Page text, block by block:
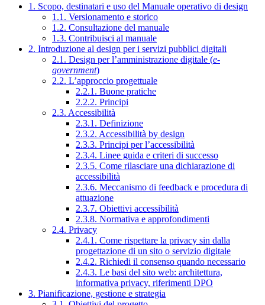
1. Scopo, destinatari e uso del Manuale operativo di design
1.1. Versionamento e storico
1.2. Consultazione del manuale
1.3. Contribuisci al manuale
2. Introduzione al design per i servizi pubblici digitali
2.1. Design per l’amministrazione digitale (e-
government)
2.2. L’approccio progettuale
2.2.1. Buone pratiche
2.2.2. Principi
2.3. Accessibilità
2.3.1. Definizione
2.3.2. Accessibilità by design
2.3.3. Principi per l’accessibilità
2.3.4. Linee guida e criteri di successo
2.3.5. Come rilasciare una dichiarazione di
accessibilità
2.3.6. Meccanismo di feedback e procedura di
attuazione
2.3.7. Obiettivi accessibilità
2.3.8. Normativa e approfondimenti
2.4. Privacy
2.4.1. Come rispettare la privacy sin dalla
progettazione di un sito o servizio digitale
2.4.2. Richiedi il consenso quando necessario
2.4.3. Le basi del sito web: architettura,
informativa privacy, riferimenti DPO
3. Pianificazione, gestione e strategia